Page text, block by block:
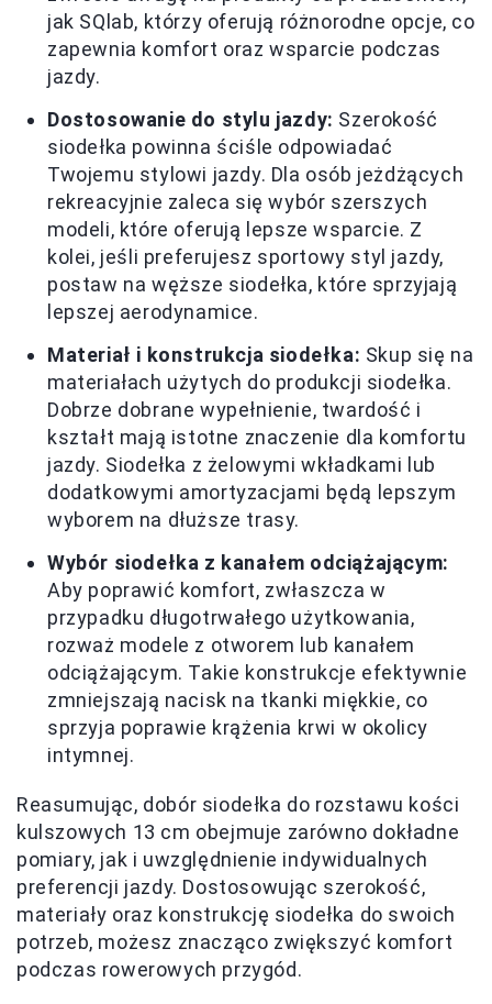
jak SQlab, którzy oferują różnorodne opcje, co
zapewnia komfort oraz wsparcie podczas
jazdy.
Dostosowanie do stylu jazdy: Szerokość
siodełka powinna ściśle odpowiadać
Twojemu stylowi jazdy. Dla osób jeżdżących
rekreacyjnie zaleca się wybór szerszych
modeli, które oferują lepsze wsparcie. Z
kolei, jeśli preferujesz sportowy styl jazdy,
postaw na węższe siodełka, które sprzyjają
lepszej aerodynamice.
Materiał i konstrukcja siodełka: Skup się na
materiałach użytych do produkcji siodełka.
Dobrze dobrane wypełnienie, twardość i
kształt mają istotne znaczenie dla komfortu
jazdy. Siodełka z żelowymi wkładkami lub
dodatkowymi amortyzacjami będą lepszym
wyborem na dłuższe trasy.
Wybór siodełka z kanałem odciążającym:
Aby poprawić komfort, zwłaszcza w
przypadku długotrwałego użytkowania,
rozważ modele z otworem lub kanałem
odciążającym. Takie konstrukcje efektywnie
zmniejszają nacisk na tkanki miękkie, co
sprzyja poprawie krążenia krwi w okolicy
intymnej.
Reasumując, dobór siodełka do rozstawu kości
kulszowych 13 cm obejmuje zarówno dokładne
pomiary, jak i uwzględnienie indywidualnych
preferencji jazdy. Dostosowując szerokość,
materiały oraz konstrukcję siodełka do swoich
potrzeb, możesz znacząco zwiększyć komfort
podczas rowerowych przygód.